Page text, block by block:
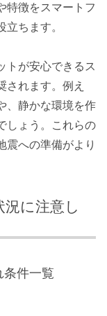
特徴をスマートフ
ちます。
トが安心できるス
されます。例え
、静かな環境を作
しょう。これらの
震への準備がより
に注意し
条件一覧